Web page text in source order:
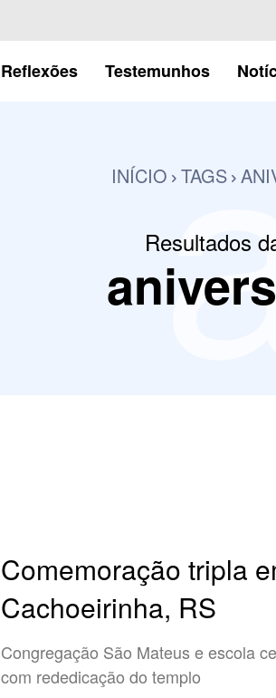
Reflexões Testemunhos
INÍCIO TAGS
Resultados
Comemoração tripla
Cachoeirinha, RS
Congregação São Mateus e escola
com rededicação do templo